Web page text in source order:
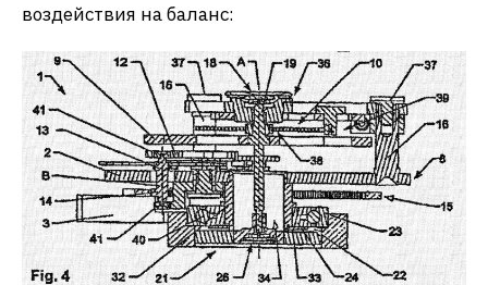
воздействия на баланс: